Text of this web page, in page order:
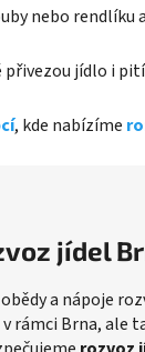
nebo rendlíku
jídlo i pití
, kde nabízíme
jídel
a nápoje
rámci Brna, ale